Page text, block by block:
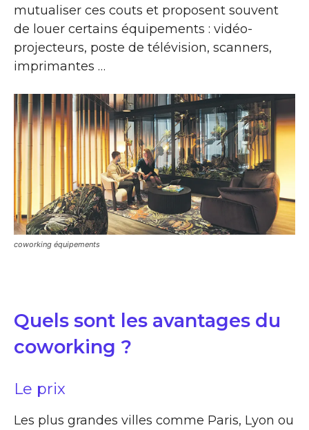
mutualiser ces couts et proposent souvent
de louer certains équipements : vidéo-
projecteurs, poste de télévision, scanners,
imprimantes …
coworking équipements
Quels sont les avantages du
coworking ?
Le prix
Les plus grandes villes comme Paris, Lyon ou